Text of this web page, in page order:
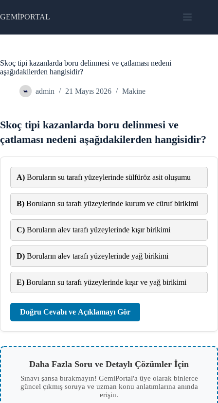
to
content
GEMİPORTAL
Skoç tipi kazanlarda boru delinmesi ve çatlaması nedeni
aşağıdakilerden hangisidir?
admin 21 Mayıs 2026 Makine
Skoç tipi kazanlarda boru delinmesi ve
çatlaması nedeni aşağıdakilerden hangisidir?
A) Boruların su tarafı yüzeylerinde sülfüröz asit oluşumu
B) Boruların su tarafı yüzeylerinde kurum ve cüruf birikimi
C) Boruların alev tarafı yüzeylerinde kışır birikimi
D) Boruların alev tarafı yüzeylerinde yağ birikimi
E) Boruların su tarafı yüzeylerinde kışır ve yağ birikimi
Doğru Cevabı ve Açıklamayı Gör
Daha Fazla Soru ve Detaylı Çözümler İçin
Sınavı şansa bırakmayın! GemiPortal'a üye olarak binlerce
güncel çıkmış soruya ve uzman konu anlatımlarına anında
erişin.